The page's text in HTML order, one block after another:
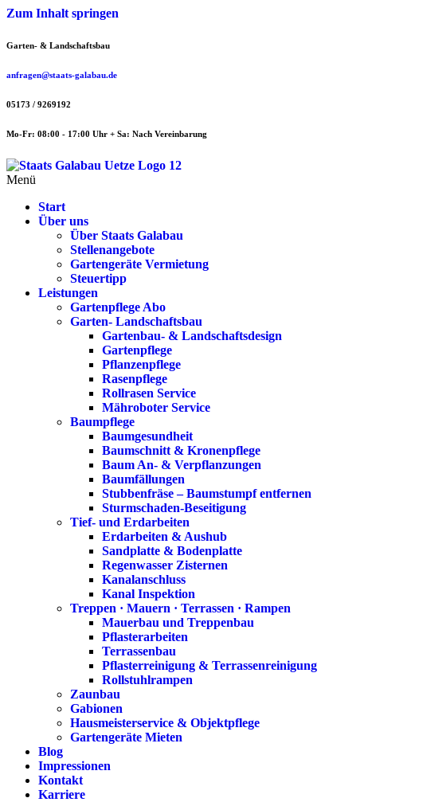
Zum Inhalt springen
Garten- & Landschaftsbau
anfragen@staats-galabau.de
05173 / 9269192
Mo-Fr: 08:00 - 17:00 Uhr + Sa: Nach Vereinbarung
Menü
Start
Über uns
Über Staats Galabau
Stellenangebote
Gartengeräte Vermietung
Steuertipp
Leistungen
Gartenpflege Abo
Garten- Landschaftsbau
Gartenbau- & Landschaftsdesign
Gartenpflege
Pflanzenpflege
Rasenpflege
Rollrasen Service
Mähroboter Service
Baumpflege
Baumgesundheit
Baumschnitt & Kronenpflege
Baum An- & Verpflanzungen
Baumfällungen
Stubbenfräse – Baumstumpf entfernen
Sturmschaden-Beseitigung
Tief- und Erdarbeiten
Erdarbeiten & Aushub
Sandplatte & Bodenplatte
Regenwasser Zisternen
Kanalanschluss
Kanal Inspektion
Treppen · Mauern · Terrassen · Rampen
Mauerbau und Treppenbau
Pflasterarbeiten
Terrassenbau
Pflasterreinigung & Terrassenreinigung
Rollstuhlrampen
Zaunbau
Gabionen
Hausmeisterservice & Objektpflege
Gartengeräte Mieten
Blog
Impressionen
Kontakt
Karriere